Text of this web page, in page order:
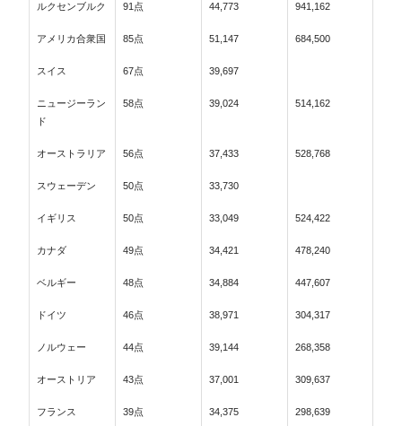
ルクセンブルク 91点 44,773 941,162
アメリカ合衆国 85点 51,147 684,500
スイス 67点 39,697
ニュージーラン
ド
58点 39,024 514,162
オーストラリア 56点 37,433 528,768
スウェーデン 50点 33,730
イギリス 50点 33,049 524,422
カナダ 49点 34,421 478,240
ベルギー 48点 34,884 447,607
ドイツ 46点 38,971 304,317
ノルウェー 44点 39,144 268,358
オーストリア 43点 37,001 309,637
フランス 39点 34,375 298,639